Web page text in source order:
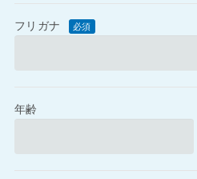
フリガナ 必須
年齢